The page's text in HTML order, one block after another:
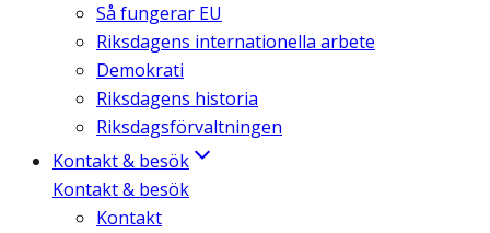
Så fungerar EU
Riksdagens internationella arbete
Demokrati
Riksdagens historia
Riksdagsförvaltningen
Kontakt & besök
Kontakt & besök
Kontakt